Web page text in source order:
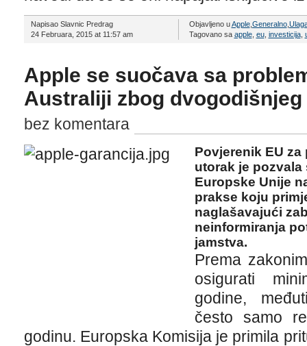
Napisao Slavnic Predrag
24 Februara, 2015 at 11:57 am
Objavljeno uApple, Generalno,
Tagovano sa apple, eu, investicija,
Apple se suočava sa
Australiji zbog
bez komentara
Povjerenik EU
utorak je
Europske Unije
prakse koju
naglašavajući
neinformiranja
jamstva.
Prema
osigurati
godine,
često samo
godinu. Europska Komisija je primila